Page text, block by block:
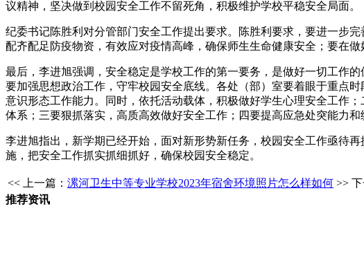
议精神，坚决做到校园安全工作不留死角，积极维护学校平稳安全局面。
纪委书记陈胜利对分管部门安全工作提出要求。陈胜利要求，要进一步
配齐配足防疫物资，有效应对疫情高峰，确保师生生命健康安全；要在
最后，李进旭强调，安全稳定是学校工作的第一要务，是做好一切工作
要加强思想政治工作，守牢校园安全底线。各处（部）室要着眼于重点
意识形态工作能力。同时，依托活动载体，积极做好学生心理安全工作
体系；三要狠抓落实，高质高效做好安全工作；四要提高应急处突能力
李进旭指出，新学期已经开始，面对新形势新任务，校园安全工作亟待
施，把安全工作抓实抓细抓好，确保校园安全稳定。
<< 上一篇： 漯河卫生中等专业学校2023年宿舍环境照片怎么样如何 >> 下
推荐资讯